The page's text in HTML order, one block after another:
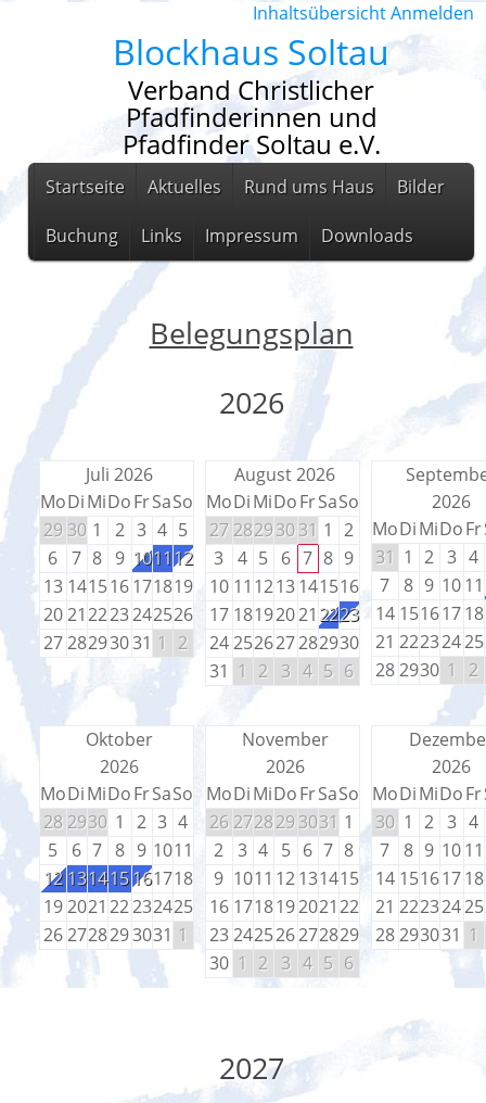
InhaltsübersichtAnmelden
Blockhaus Soltau
Verband Christlicher
Pfadfinderinnen und
Pfadfinder Soltau e.V.
Startseite Aktuelles Rund ums Haus Bilder
Buchung Links Impressum Downloads
Belegungsplan
2026
Juli 2026
MoDiMiDoFrSaSo
29 30 1 2 3 4 5
6
7 8 9 101112
13 141516171819
20212223242526
2728293031 1 2
August 2026
MoDiMiDoFrSaSo
27 28293031 1
2
3
4 5 6 7 8 9
10 11 1213141516
17 18192021 2223
24252627282930
31 1 2 3 4 5 6
2026
MoDiMiDoFr
31 1 2 3 4
7
8 9 1011
14 15161718
21 22232425
282930 1 2
Oktober
2026
MoDiMiDoFrSaSo
28 2930 1 2 3 4
5
6 7 8 9 1011
12 131415161718
192021 22232425
262728293031 1
November
2026
MoDiMiDoFrSaSo
26 2728293031 1
2
3 4 5 6 7 8
9 1011 12131415
16 171819202122
23242526272829
30 1 2 3 4 5 6
2026
MoDiMiDoFr
30 1 2 3 4
7
8 9 1011
14 15161718
21 22232425
28293031 1
2027